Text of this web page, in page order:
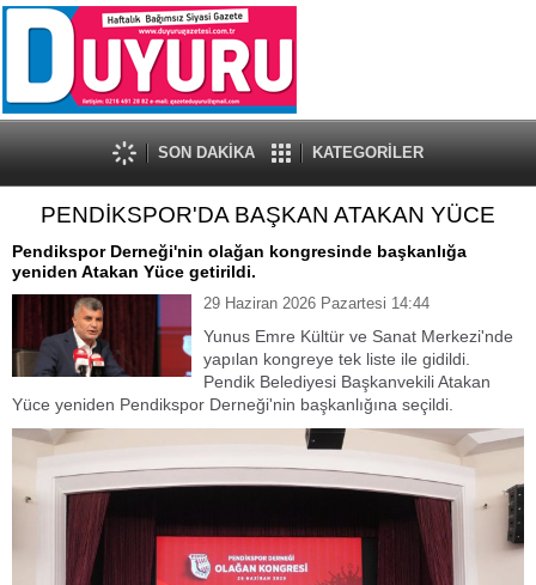
SON DAKİKA KATEGORİLER
PENDİKSPOR'DA BAŞKAN ATAKAN YÜCE
Pendikspor Derneği'nin olağan kongresinde başkanlığa
yeniden Atakan Yüce getirildi.
29 Haziran 2026 Pazartesi 14:44
Yunus Emre Kültür ve Sanat Merkezi'nde
yapılan kongreye tek liste ile gidildi.
Pendik Belediyesi Başkanvekili Atakan
Yüce yeniden Pendikspor Derneği'nin başkanlığına seçildi.